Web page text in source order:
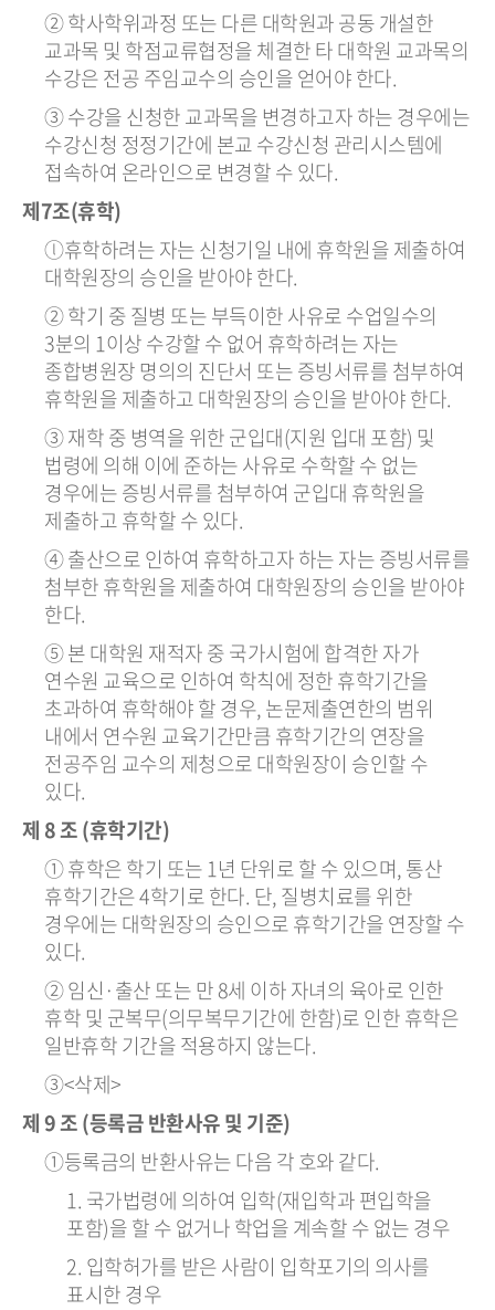
② 학사학위과정 또는 다른 대학원과 공동 개설한
교과목 및 학점교류협정을 체결한 타 대학원 교과목의
수강은 전공 주임교수의 승인을 얻어야 한다.
③ 수강을 신청한 교과목을 변경하고자 하는 경우에는
수강신청 정정기간에 본교 수강신청 관리시스템에
접속하여 온라인으로 변경할 수 있다.
제7조(휴학)
ⓛ휴학하려는 자는 신청기일 내에 휴학원을 제출하여
대학원장의 승인을 받아야 한다.
② 학기 중 질병 또는 부득이한 사유로 수업일수의
3분의 1이상 수강할 수 없어 휴학하려는 자는
종합병원장 명의의 진단서 또는 증빙서류를 첨부하여
휴학원을 제출하고 대학원장의 승인을 받아야 한다.
③ 재학 중 병역을 위한 군입대(지원 입대 포함) 및
법령에 의해 이에 준하는 사유로 수학할 수 없는
경우에는 증빙서류를 첨부하여 군입대 휴학원을
제출하고 휴학할 수 있다.
④ 출산으로 인하여 휴학하고자 하는 자는 증빙서류를
첨부한 휴학원을 제출하여 대학원장의 승인을 받아야
한다.
⑤ 본 대학원 재적자 중 국가시험에 합격한 자가
연수원 교육으로 인하여 학칙에 정한 휴학기간을
초과하여 휴학해야 할 경우, 논문제출연한의 범위
내에서 연수원 교육기간만큼 휴학기간의 연장을
전공주임 교수의 제청으로 대학원장이 승인할 수
있다.
제 8 조 (휴학기간)
① 휴학은 학기 또는 1년 단위로 할 수 있으며, 통산
휴학기간은 4학기로 한다. 단, 질병치료를 위한
경우에는 대학원장의 승인으로 휴학기간을 연장할 수
있다.
② 임신·출산 또는 만 8세 이하 자녀의 육아로 인한
휴학 및 군복무(의무복무기간에 한함)로 인한 휴학은
일반휴학 기간을 적용하지 않는다.
③<삭제>
제 9 조 (등록금 반환사유 및 기준)
①등록금의 반환사유는 다음 각 호와 같다.
1. 국가법령에 의하여 입학(재입학과 편입학을
포함)을 할 수 없거나 학업을 계속할 수 없는 경우
2. 입학허가를 받은 사람이 입학포기의 의사를
표시한 경우